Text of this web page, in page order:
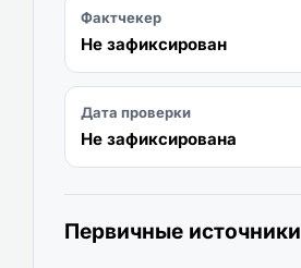
Фактчекер
Не зафиксирован
Дата проверки
Не зафиксирована
Первичные источники